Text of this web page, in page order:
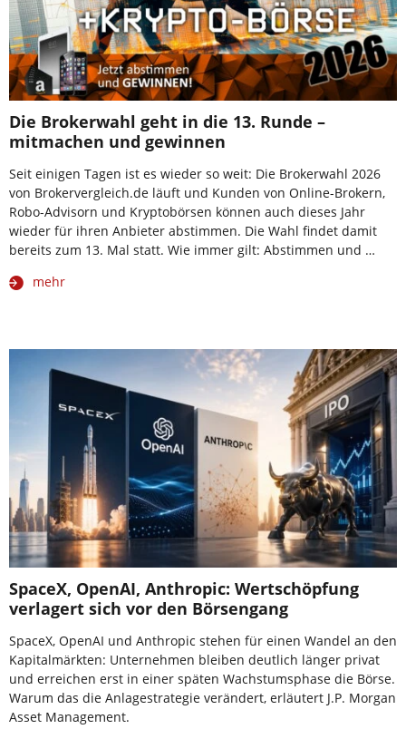
Die Brokerwahl geht in die 13. Runde –
mitmachen und gewinnen
Seit einigen Tagen ist es wieder so weit: Die Brokerwahl 2026
von Brokervergleich.de läuft und Kunden von Online-Brokern,
Robo-Advisorn und Kryptobörsen können auch dieses Jahr
wieder für ihren Anbieter abstimmen. Die Wahl findet damit
bereits zum 13. Mal statt. Wie immer gilt: Abstimmen und …
mehr
SpaceX, OpenAI, Anthropic: Wertschöpfung
verlagert sich vor den Börsengang
SpaceX, OpenAI und Anthropic stehen für einen Wandel an den
Kapitalmärkten: Unternehmen bleiben deutlich länger privat
und erreichen erst in einer späten Wachstumsphase die Börse.
Warum das die Anlagestrategie verändert, erläutert J.P. Morgan
Asset Management.